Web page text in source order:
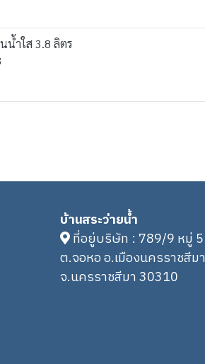
น้ำใส 3.8 ลิตร
บ้านสระว่ายน้ำ
ที่อยู่บริษัท : 789/9 หมู่ 5
ต.จอหอ อ.เมืองนครราชสีมา
จ.นครราชสีมา 30310